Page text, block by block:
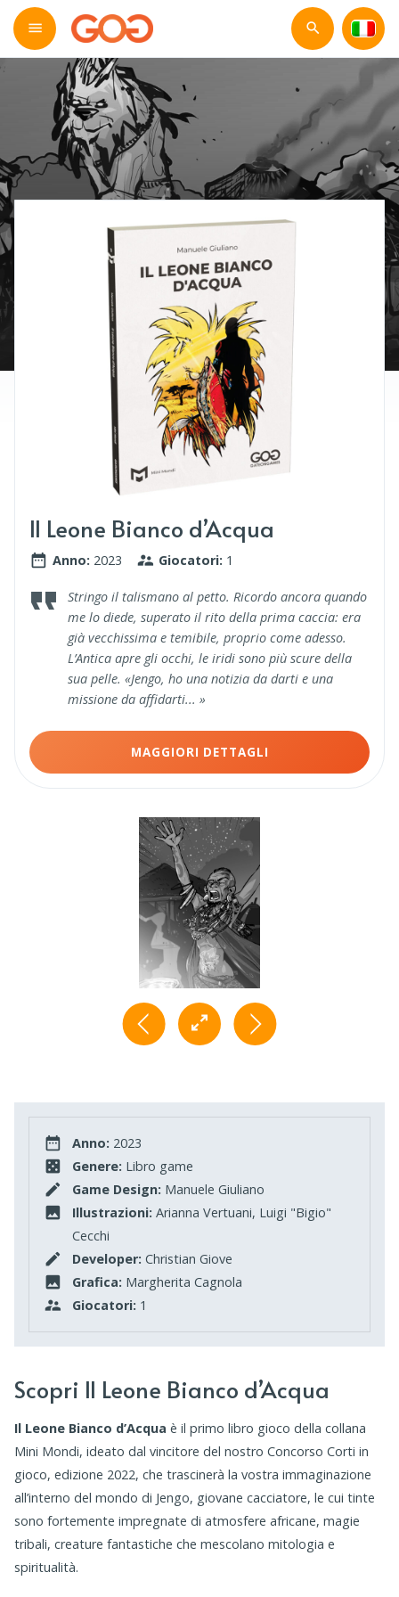
Il Leone Bianco d’Acqua
Anno: 2023 Giocatori: 1
Stringo il talismano al petto. Ricordo ancora quando
me lo diede, superato il rito della prima caccia: era
già vecchissima e temibile, proprio come adesso.
L’Antica apre gli occhi, le iridi sono più scure della
sua pelle. «Jengo, ho una notizia da darti e una
missione da affidarti... »
MAGGIORI DETTAGLI
Anno: 2023
Genere: Libro game
Game Design: Manuele Giuliano
Illustrazioni: Arianna Vertuani, Luigi "Bigio"
Cecchi
Developer: Christian Giove
Grafica: Margherita Cagnola
Giocatori: 1
Scopri Il Leone Bianco d’Acqua
Il Leone Bianco d’Acqua è il primo libro gioco della collana
Mini Mondi, ideato dal vincitore del nostro Concorso Corti in
gioco, edizione 2022, che trascinerà la vostra immaginazione
all’interno del mondo di Jengo, giovane cacciatore, le cui tinte
sono fortemente impregnate di atmosfere africane, magie
tribali, creature fantastiche che mescolano mitologia e
spiritualità.